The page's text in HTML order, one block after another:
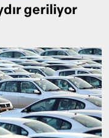
geriliyor